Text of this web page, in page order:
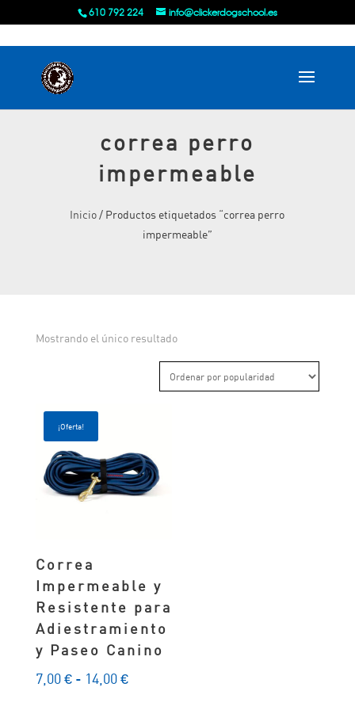
610 792 224 info@clickerdogschool.es
correa perro
impermeable
Inicio/ Productos etiquetados “correa perro
impermeable”
Mostrando el único resultado
¡Oferta!
Correa
Impermeable y
Resistente para
Adiestramiento
y Paseo Canino
7,00€ - 14,00€Rango